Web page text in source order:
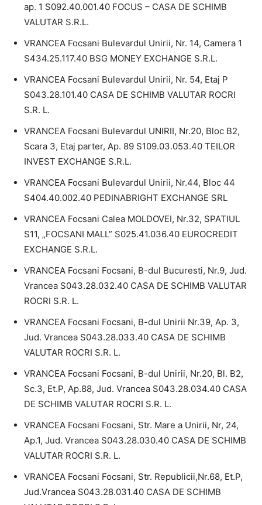
ap. 1 S092.40.001.40 FOCUS – CASA DE SCHIMB
VALUTAR S.R.L.
VRANCEA Focsani Bulevardul Unirii, Nr. 14, Camera 1
S434.25.117.40 BSG MONEY EXCHANGE S.R.L.
VRANCEA Focsani Bulevardul Unirii, Nr. 54, Etaj P
S043.28.101.40 CASA DE SCHIMB VALUTAR ROCRI
S.R. L.
VRANCEA Focsani Bulevardul UNIRII, Nr.20, Bloc B2,
Scara 3, Etaj parter, Ap. 89 S109.03.053.40 TEILOR
INVEST EXCHANGE S.R.L.
VRANCEA Focsani Bulevardul Unirii, Nr.44, Bloc 44
S404.40.002.40 PEDINABRIGHT EXCHANGE SRL
VRANCEA Focsani Calea MOLDOVEI, Nr.32, SPATIUL
S11, „FOCSANI MALL” S025.41.036.40 EUROCREDIT
EXCHANGE S.R.L.
VRANCEA Focsani Focsani, B-dul Bucuresti, Nr.9, Jud.
Vrancea S043.28.032.40 CASA DE SCHIMB VALUTAR
ROCRI S.R. L.
VRANCEA Focsani Focsani, B-dul Unirii Nr.39, Ap. 3,
Jud. Vrancea S043.28.033.40 CASA DE SCHIMB
VALUTAR ROCRI S.R. L.
VRANCEA Focsani Focsani, B-dul Unirii, Nr.20, Bl. B2,
Sc.3, Et.P, Ap.88, Jud. Vrancea S043.28.034.40 CASA
DE SCHIMB VALUTAR ROCRI S.R. L.
VRANCEA Focsani Focsani, Str. Mare a Unirii, Nr, 24,
Ap.1, Jud. Vrancea S043.28.030.40 CASA DE SCHIMB
VALUTAR ROCRI S.R. L.
VRANCEA Focsani Focsani, Str. Republicii,Nr.68, Et.P,
Jud.Vrancea S043.28.031.40 CASA DE SCHIMB